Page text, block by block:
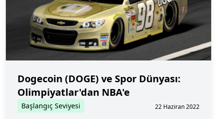
Dogecoin (DOGE) ve Spor Dünyası:
Olimpiyatlar'dan NBA'e
Başlangıç Seviyesi 22 Haziran 2022